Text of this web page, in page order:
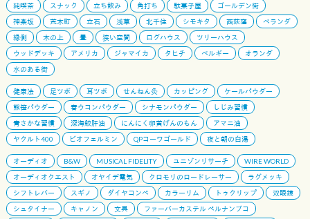
純喫茶 スナック 立ち飲み 角打ち 駄菓子屋
ゴールデン街
神楽坂
荒木町 立石 浅草 北千住 シモキタ 西荻窪
ベランダ
縁側
木の上 畳 狭い空間 ログハウス
ツリーハウス
ウッドデッキ
アメリカ ジャマイカ タヒチ ベルギー
オランダ
水のある街
健康法 足ツボ 耳ツボ せんねん灸 カッピング
ケールパウダー
熊笹パウダー
春ウコンパウダー シナモンパウダー
しじみ習慣
青さかな習慣
深海鮫肝油 にんにく卵黄げんのもん
アマニ油
ヤクルト400
ビオフェルミン QPコーワゴールド 夜と朝の白湯
オーディオ B&W MUSICAL FIDELITY ユニゾンリサーチ
WIRE WORLD
オーディオクエスト
オヤイデ電気 クロモリのロードレーサー
ラグメッキ
シフトレバー
スギノ ダイヤコンペ カラーリム トゥクリップ
双眼鏡
シュタイナー
キャノン 文具
ファーバーカステル ペルナンブコ